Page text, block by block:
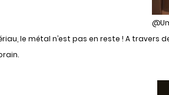
le métal n’est pas en reste ! A travers